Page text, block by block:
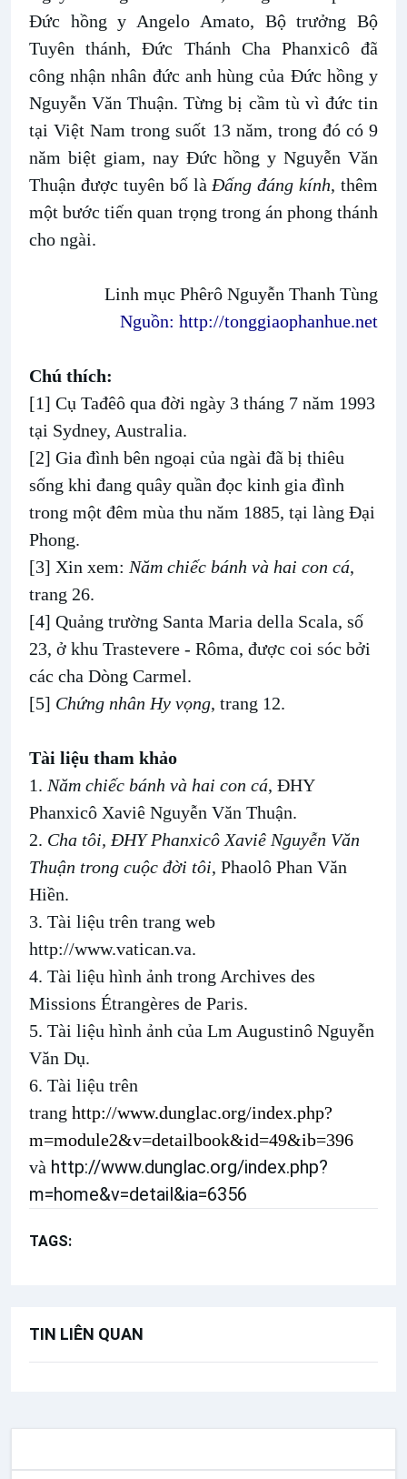
Đức hồng y Angelo Amato, Bộ trưởng Bộ
Tuyên thánh, Đức Thánh Cha Phanxicô đã
công nhận nhân đức anh hùng của Đức hồng y
Nguyễn Văn Thuận. Từng bị cầm tù vì đức tin
tại Việt Nam trong suốt 13 năm, trong đó có 9
năm biệt giam, nay Đức hồng y Nguyễn Văn
Thuận được tuyên bố làĐấng đáng kính, thêm
một bước tiến quan trọng trong án phong thánh
cho ngài.
Linh mục Phêrô Nguyễn Thanh Tùng
Nguồn: http://tonggiaophanhue.net
Chú thích:
[1] Cụ Tađêô qua đời ngày 3 tháng 7 năm 1993
tại Sydney, Australia.
[2] Gia đình bên ngoại của ngài đã bị thiêu
sống khi đang quây quần đọc kinh gia đình
trong một đêm mùa thu năm 1885, tại làng Đại
Phong.
[3] Xin xem: Năm chiếc bánh và hai con cá,
trang 26.
[4] Quảng trường Santa Maria della Scala, số
23, ở khu Trastevere - Rôma, được coi sóc bởi
các cha Dòng Carmel.
[5] Chứng nhân Hy vọng, trang 12.
Tài liệu tham khảo
1. Năm chiếc bánh và hai con cá, ĐHY
Phanxicô Xaviê Nguyễn Văn Thuận.
2. Cha tôi, ĐHY Phanxicô Xaviê Nguyễn Văn
Thuận trong cuộc đời tôi, Phaolô Phan Văn
Hiền.
3. Tài liệu trên trang web
http://www.vatican.va.
4. Tài liệu hình ảnh trong Archives des
Missions Étrangères de Paris.
5. Tài liệu hình ảnh của Lm Augustinô Nguyễn
Văn Dụ.
6. Tài liệu trên
trang http://www.dunglac.org/index.php?
m=module2&v=detailbook&id=49&ib=396
và http://www.dunglac.org/index.php?
m=home&v=detail&ia=6356
TAGS:
TIN LIÊN QUAN